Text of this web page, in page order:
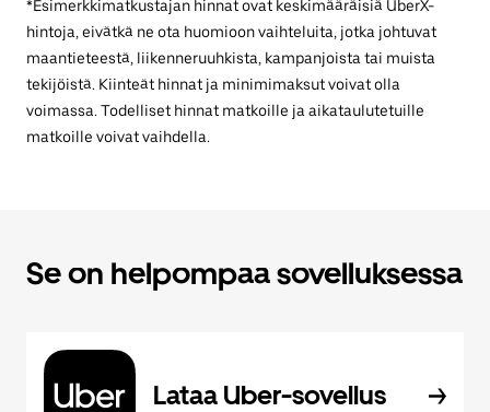
*Esimerkkimatkustajan hinnat ovat keskimääräisiä UberX-
hintoja, eivätkä ne ota huomioon vaihteluita, jotka johtuvat
maantieteestä, liikenneruuhkista, kampanjoista tai muista
tekijöistä. Kiinteät hinnat ja minimimaksut voivat olla
voimassa. Todelliset hinnat matkoille ja aikataulutetuille
matkoille voivat vaihdella.
Se on helpompaa sovelluksessa
Lataa Uber-sovellus